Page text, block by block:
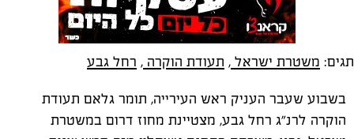
תגים: משטרת ישראל , תעודת הוקרה , רחל גבע
בשבוע שעבר העניק ראש העירייה, תומר גלאם תעודת
הוקרה לרנ"ג רחל גבע, מצטיינת מחוז דרום במשטרת